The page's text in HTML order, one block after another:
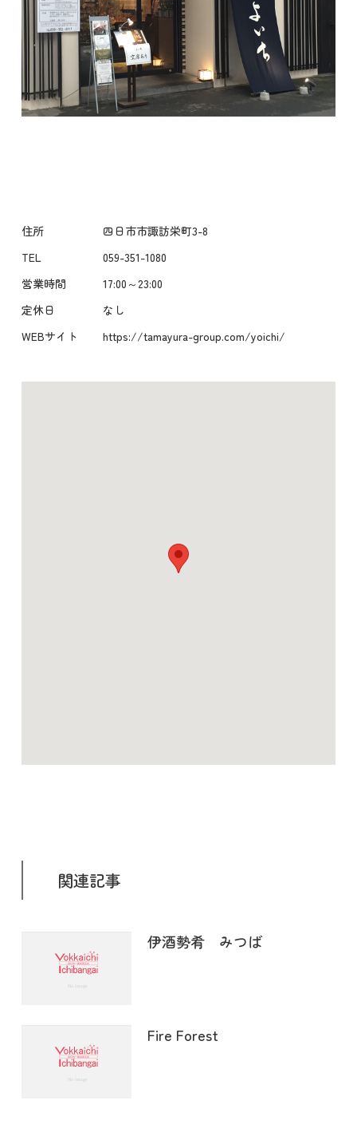
住所
四日市市諏訪栄町3-8
TEL
059-351-1080
営業時間
17:00～23:00
定休日
なし
WEBサイト
https://tamayura-group.com/yoichi/
関連記事
伊酒勢肴 みつば
Fire Forest